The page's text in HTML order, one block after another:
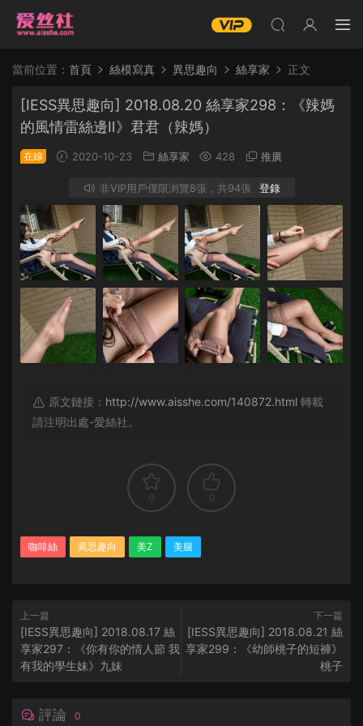
當前位置： 首頁 絲模寫真 異思趣向 絲享家 正文
[IESS異思趣向] 2018.08.20 絲享家298：《辣媽
的風情雷絲邊Ⅱ》君君（辣媽）
在線 2020-10-23 絲享家 428 推廣
非VIP用戶僅限浏覽8張，共94張 登錄
原文鏈接： http://www.aisshe.com/140872.html 轉載
請注明出處-愛絲社。
0 0
咖啡絲 異思趣向 美Z 美腿
上一篇
[IESS異思趣向] 2018.08.17 絲
享家297：《你有你的情人節 我
有我的學生妹》九妹
下一篇
[IESS異思趣向] 2018.08.21 絲
享家299：《幼師桃子的短褲》
桃子
評論 0